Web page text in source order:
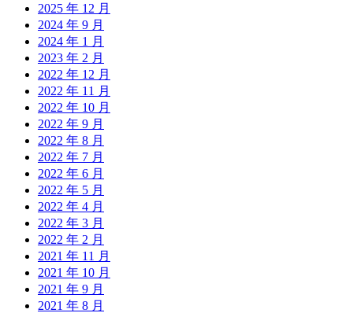
2025 年 12 月
2024 年 9 月
2024 年 1 月
2023 年 2 月
2022 年 12 月
2022 年 11 月
2022 年 10 月
2022 年 9 月
2022 年 8 月
2022 年 7 月
2022 年 6 月
2022 年 5 月
2022 年 4 月
2022 年 3 月
2022 年 2 月
2021 年 11 月
2021 年 10 月
2021 年 9 月
2021 年 8 月